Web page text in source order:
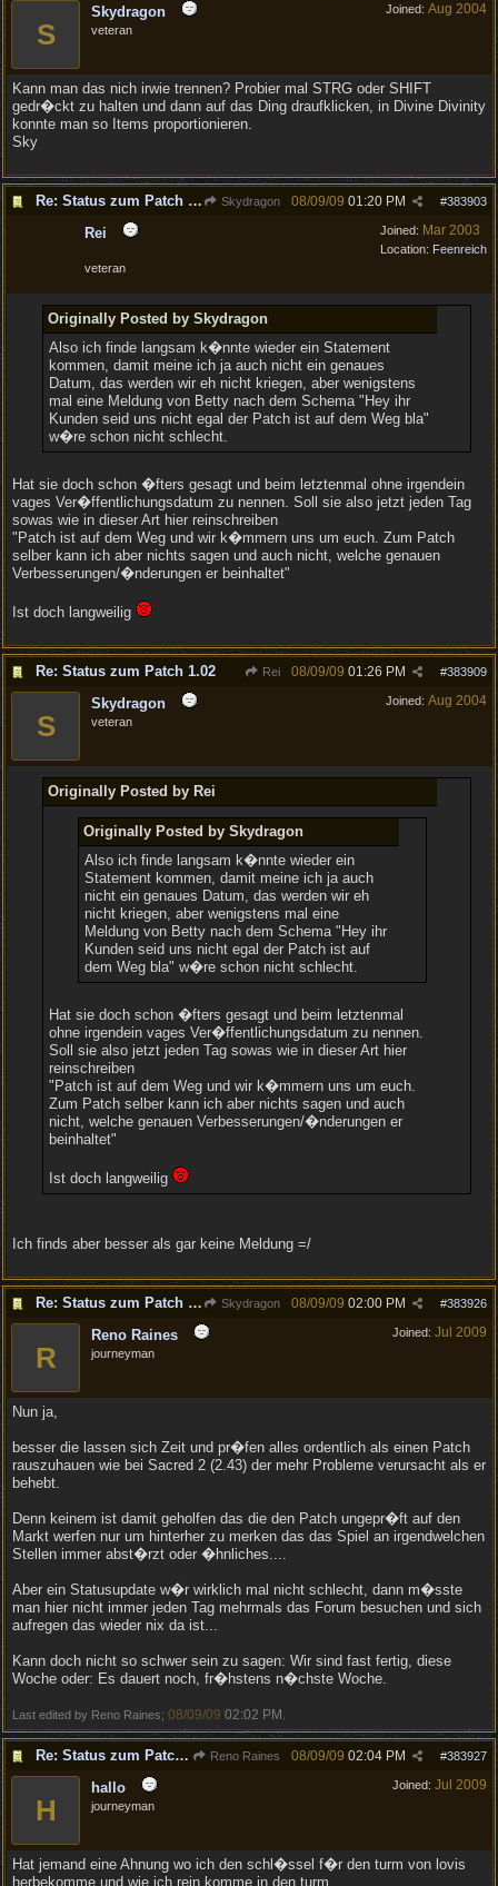
Joined: Aug 2004
S
Skydragon
veteran
Kann man das nich irwie trennen? Probier mal STRG oder SHIFT
gedr�ckt zu halten und dann auf das Ding draufklicken, in Divine Divinity
konnte man so Items proportionieren.
Sky
Re: Status zum Patch 1.02 Skydragon #383903
08/09/09 01:20 PM
Joined: Mar 2003
Location: Feenreich
Rei
veteran
Originally Posted by Skydragon
Also ich finde langsam k�nnte wieder ein Statement
kommen, damit meine ich ja auch nicht ein genaues
Datum, das werden wir eh nicht kriegen, aber wenigstens
mal eine Meldung von Betty nach dem Schema "Hey ihr
Kunden seid uns nicht egal der Patch ist auf dem Weg bla"
w�re schon nicht schlecht.
Hat sie doch schon �fters gesagt und beim letztenmal ohne irgendein
vages Ver�ffentlichungsdatum zu nennen. Soll sie also jetzt jeden Tag
sowas wie in dieser Art hier reinschreiben
"Patch ist auf dem Weg und wir k�mmern uns um euch. Zum Patch
selber kann ich aber nichts sagen und auch nicht, welche genauen
Verbesserungen/�nderungen er beinhaltet"
Ist doch langweilig
Re: Status zum Patch 1.02 Rei #383909
08/09/09 01:26 PM
Joined: Aug 2004
S
Skydragon
veteran
Originally Posted by Rei
Originally Posted by Skydragon
Also ich finde langsam k�nnte wieder ein
Statement kommen, damit meine ich ja auch
nicht ein genaues Datum, das werden wir eh
nicht kriegen, aber wenigstens mal eine
Meldung von Betty nach dem Schema "Hey ihr
Kunden seid uns nicht egal der Patch ist auf
dem Weg bla" w�re schon nicht schlecht.
Hat sie doch schon �fters gesagt und beim letztenmal
ohne irgendein vages Ver�ffentlichungsdatum zu nennen.
Soll sie also jetzt jeden Tag sowas wie in dieser Art hier
reinschreiben
"Patch ist auf dem Weg und wir k�mmern uns um euch.
Zum Patch selber kann ich aber nichts sagen und auch
nicht, welche genauen Verbesserungen/�nderungen er
beinhaltet"
Ist doch langweilig
Ich finds aber besser als gar keine Meldung =/
Re: Status zum Patch 1.02 Skydragon #383926
08/09/09 02:00 PM
Joined: Jul 2009
R
Reno Raines
journeyman
Nun ja,
besser die lassen sich Zeit und pr�fen alles ordentlich als einen Patch
rauszuhauen wie bei Sacred 2 (2.43) der mehr Probleme verursacht als er
behebt.
Denn keinem ist damit geholfen das die den Patch ungepr�ft auf den
Markt werfen nur um hinterher zu merken das das Spiel an irgendwelchen
Stellen immer abst�rzt oder �hnliches....
Aber ein Statusupdate w�r wirklich mal nicht schlecht, dann m�sste
man hier nicht immer jeden Tag mehrmals das Forum besuchen und sich
aufregen das wieder nix da ist...
Kann doch nicht so schwer sein zu sagen: Wir sind fast fertig, diese
Woche oder: Es dauert noch, fr�hstens n�chste Woche.
Last edited by Reno Raines; 08/09/09 02:02 PM
Re: Status zum Patch 1.02 Reno Raines #383927
08/09/09 02:04 PM
Joined: Jul 2009
H
hallo
journeyman
Hat jemand eine Ahnung wo ich den schl�ssel f�r den turm von lovis
herbekomme und wie ich rein komme in den turm